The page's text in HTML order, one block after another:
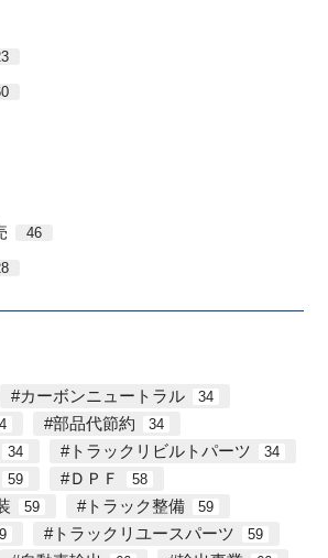
46
カーボンニュートラル 34
部品代節約 34
34 トラックリビルトパーツ 34
59 ＤＰＦ 58
59 トラック整備 59
トラックリユースパーツ 59